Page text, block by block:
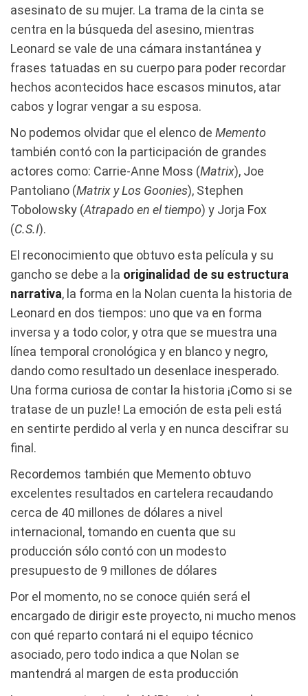
asesinato de su mujer. La trama de la cinta se
centra en la búsqueda del asesino, mientras
Leonard se vale de una cámara instantánea y
frases tatuadas en su cuerpo para poder recordar
hechos acontecidos hace escasos minutos, atar
cabos y lograr vengar a su esposa.
No podemos olvidar que el elenco de Memento
también contó con la participación de grandes
actores como: Carrie-Anne Moss (Matrix), Joe
Pantoliano (Matrix y Los Goonies), Stephen
Tobolowsky (Atrapado en el tiempo) y Jorja Fox
(C.S.I).
El reconocimiento que obtuvo esta película y su
gancho se debe a la originalidad de su estructura
narrativa, la forma en la Nolan cuenta la historia de
Leonard en dos tiempos: uno que va en forma
inversa y a todo color, y otra que se muestra una
línea temporal cronológica y en blanco y negro,
dando como resultado un desenlace inesperado.
Una forma curiosa de contar la historia ¡Como si se
tratase de un puzle! La emoción de esta peli está
en sentirte perdido al verla y en nunca descifrar su
final.
Recordemos también que Memento obtuvo
excelentes resultados en cartelera recaudando
cerca de 40 millones de dólares a nivel
internacional, tomando en cuenta que su
producción sólo contó con un modesto
presupuesto de 9 millones de dólares
Por el momento, no se conoce quién será el
encargado de dirigir este proyecto, ni mucho menos
con qué reparto contará ni el equipo técnico
asociado, pero todo indica a que Nolan se
mantendrá al margen de esta producción